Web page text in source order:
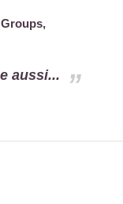
Groups,
aussi...